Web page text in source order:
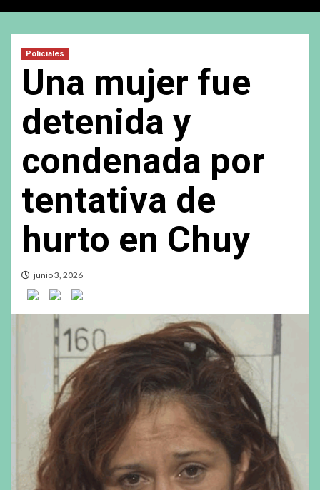
Policiales
Una mujer fue
detenida y
condenada por
tentativa de
hurto en Chuy
junio 3, 2026